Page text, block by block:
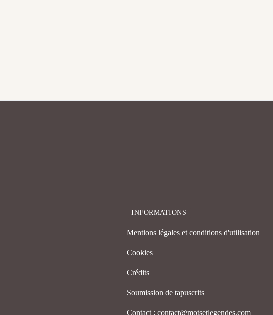
INFORMATIONS
Mentions légales et conditions d'utilisation
Cookies
Crédits
Soumission de tapuscrits
Contact : contact@motsetlegendes.com